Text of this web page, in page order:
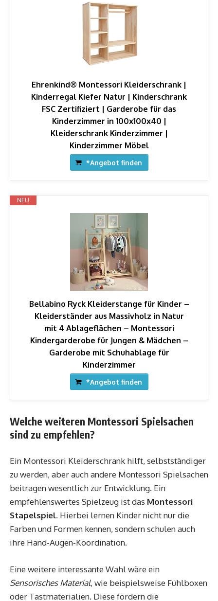
Ehrenkind® Montessori Kleiderschrank |
Kinderregal Kiefer Natur | Kinderschrank
FSC Zertifiziert | Garderobe für das
Kinderzimmer in 100x100x40 |
Kleiderschrank Kinderzimmer |
Kinderzimmer Möbel
*Angebot finden
NEU
Bellabino Ryck Kleiderstange für Kinder –
Kleiderständer aus Massivholz in Natur
mit 4 Ablageflächen – Montessori
Kindergarderobe für Jungen & Mädchen –
Garderobe mit Schuhablage für
Kinderzimmer
*Angebot finden
Welche weiteren Montessori Spielsachen
sind zu empfehlen?
Ein Montessori Kleiderschrank hilft, selbstständiger
zu werden, aber auch andere Montessori Spielsachen
beitragen wesentlich zur Entwicklung. Ein
empfehlenswertes Spielzeug ist das Montessori
Stapelspiel. Hierbei lernen Kinder nicht nur die
Farben und Formen kennen, sondern schulen auch
ihre Hand-Augen-Koordination.
Eine weitere interessante Wahl wäre ein
Sensorisches Material, wie beispielsweise Fühlboxen
oder Tastmaterialien. Diese fördern die